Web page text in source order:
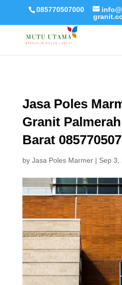
085770507000
Jasa Poles
Granit
Barat
by Jasa Poles Marmer| Sep 3,